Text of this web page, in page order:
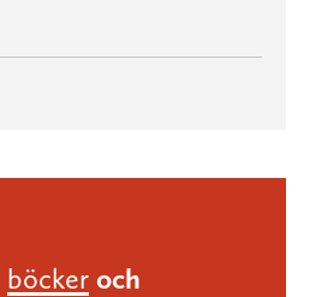
böcker och